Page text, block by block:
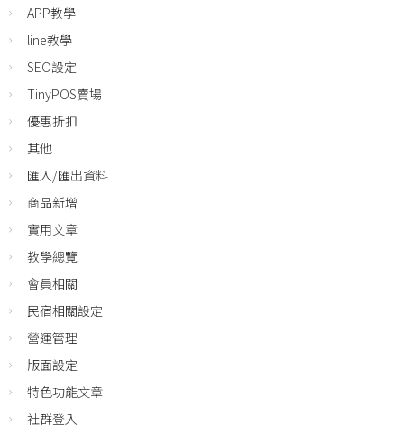
APP教學
line教學
SEO設定
TinyPOS賣場
優惠折扣
其他
匯入/匯出資料
商品新增
實用文章
教學總覽
會員相關
民宿相關設定
營運管理
版面設定
特色功能文章
社群登入